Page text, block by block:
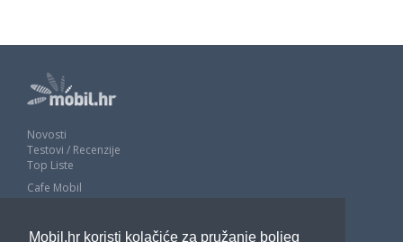
Mobil.hr koristi kolačiće za pružanje boljeg
Novosti
Testovi / Recenzije
Top Liste
Cafe Mobil